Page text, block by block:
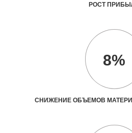
РОСТ
8%
СНИЖЕНИЕ ОБЪЕМОВ